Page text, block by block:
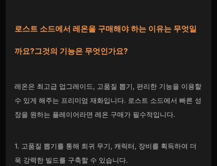
로스트 소드에서 레온을구매해야 하는 이유는 무엇일
까요?그것의 기능은 무엇인가요?
레온은 최고급 업그레이드, 고품질 뽑기, 편리한 기능을 이용할
수 있게 해주는 프리미엄 재화입니다. 로스트 소드에서 빠른 성
장을 원하는 플레이어라면 레온 구매가 필수적입니다.
1. 고품질 뽑기를 통해 희귀 무기, 캐릭터, 장비를 획득하여 더
욱 강력한 빌드를 구축할 수 있습니다.